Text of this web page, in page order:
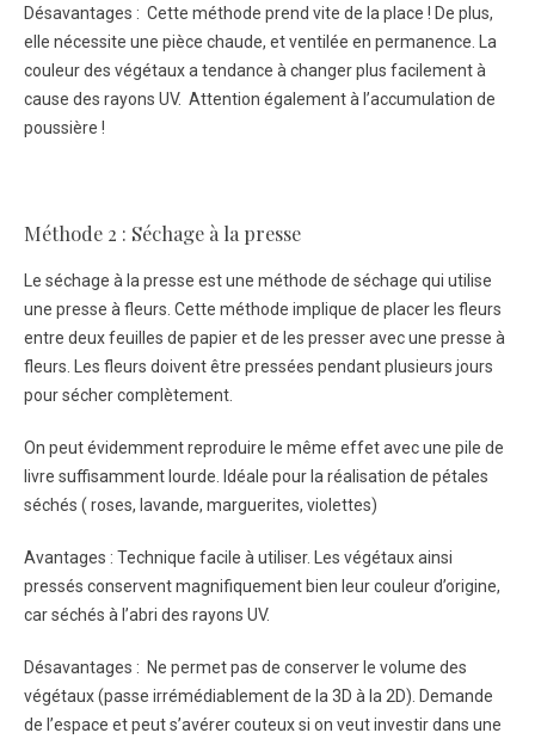
Désavantages : Cette méthode prend vite de la place ! De plus,
elle nécessite une pièce chaude, et ventilée en permanence. La
couleur des végétaux a tendance à changer plus facilement à
cause des rayons UV. Attention également à l’accumulation de
poussière !
Méthode 2 : Séchage à la presse
Le séchage à la presse est une méthode de séchage qui utilise
une presse à fleurs. Cette méthode implique de placer les fleurs
entre deux feuilles de papier et de les presser avec une presse à
fleurs. Les fleurs doivent être pressées pendant plusieurs jours
pour sécher complètement.
On peut évidemment reproduire le même effet avec une pile de
livre suffisamment lourde. Idéale pour la réalisation de pétales
séchés ( roses, lavande, marguerites, violettes)
Avantages : Technique facile à utiliser. Les végétaux ainsi
pressés conservent magnifiquement bien leur couleur d’origine,
car séchés à l’abri des rayons UV.
Désavantages : Ne permet pas de conserver le volume des
végétaux (passe irrémédiablement de la 3D à la 2D). Demande
de l’espace et peut s’avérer couteux si on veut investir dans une